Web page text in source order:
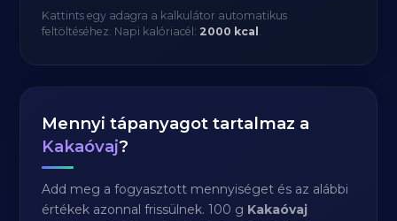
Kattints egy adagra a kalkulátor automatikus
feltöltéséhez. Napi kalóriacél: 2000 kcal .
Mennyi tápanyagot tartalmaz a
Kakaóvaj?
Add meg a fogyasztott mennyiséget és az alábbi
értékek azonnal frissülnek. 100 g Kakaóvaj